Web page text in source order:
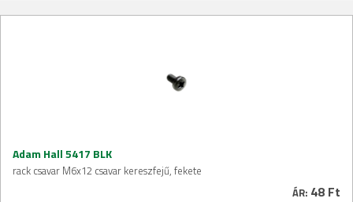
Adam Hall 5417 BLK
rack csavar M6x12 csavar kereszfejű, fekete
ÁR: 48 Ft